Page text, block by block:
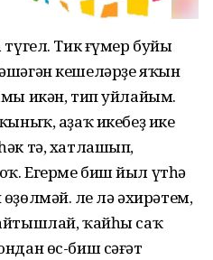
түгел. Тик ғүмер буйы
кешеләрҙе яҡын
икән, тип уйлайым.
аҙаҡ икебеҙ ике
тә, хатлашып,
Егерме биш йыл үтһә
Әле лә әхирәтем,
ҡайһы саҡ
өс-биш сәғәт